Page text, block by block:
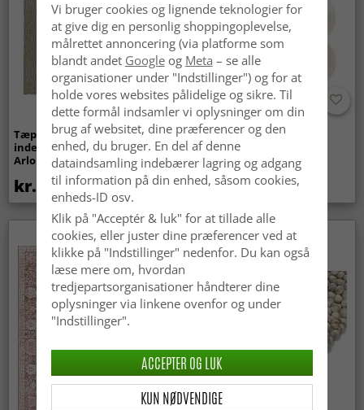
Tæpper til
indendørs/udendørs brug -
Arlo (beige)
kr.439
Bølget ryatæppe - Aranga
Super Soft Fur (beige)
kr.369
Nyhed
Vi bruger cookies og lignende teknologier for
at give dig en personlig shoppingoplevelse,
målrettet annoncering (via platforme som
blandt andet Googleog Meta – se alle
organisationer under "Indstillinger") og for at
holde vores websites pålidelige og sikre. Til
dette formål indsamler vi oplysninger om din
brug af websitet, dine præferencer og den
enhed, du bruger. En del af denne
dataindsamling indebærer lagring og adgang
til information på din enhed, såsom cookies,
enheds-ID osv.
Klik på "Acceptér & luk" for at tillade alle
cookies, eller juster dine præferencer ved at
klikke på "Indstillinger" nedenfor. Du kan også
læse mere om, hvordan
tredjepartsorganisationer håndterer dine
oplysninger via linkene ovenfor og under
"Indstillinger".
KUN NØDVENDIGE
ACCEPTER OG LUK